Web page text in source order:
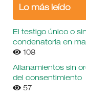
Lo más leído
El testigo único o
condenatoria en
108
Allanamientos sin
del consentimiento
57